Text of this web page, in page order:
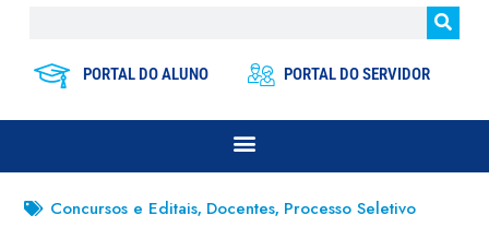
PORTAL DO ALUNO PORTAL DO SERVIDOR
Concursos e Editais, Docentes, Processo Seletivo